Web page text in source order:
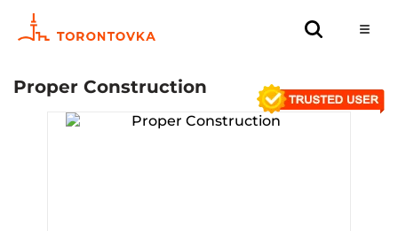
Proper Construсtion